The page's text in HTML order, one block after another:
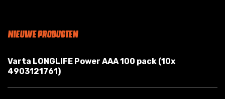
NIEUWE PRODUCTEN
Varta LONGLIFE Power AAA 100 pack (10x
4903121761)